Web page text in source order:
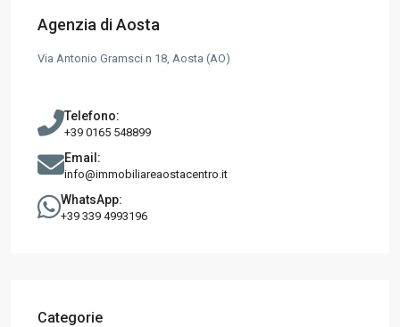
Agenzia di Aosta
Via Antonio Gramsci n 18, Aosta (AO)
Telefono:
+39 0165 548899
Email:
info@immobiliareaostacentro.it
WhatsApp:
+39 339 4993196
Categorie